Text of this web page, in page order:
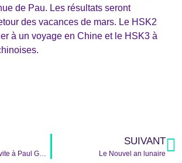
de Pau. Les résultats seront
des vacances de mars. Le HSK2
à un voyage en Chine et le HSK3 à
Le CAP coiffure s’invite à Paul Guérin
SUIVANT
Le Nouvel an lunaire